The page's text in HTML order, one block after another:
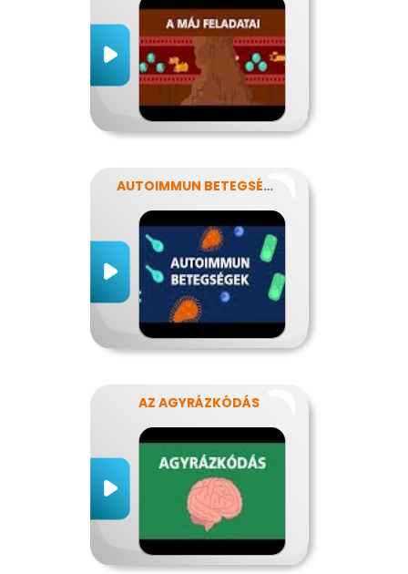
AUTOIMMUN BETEGSÉGEK
AZ AGYRÁZKÓDÁS